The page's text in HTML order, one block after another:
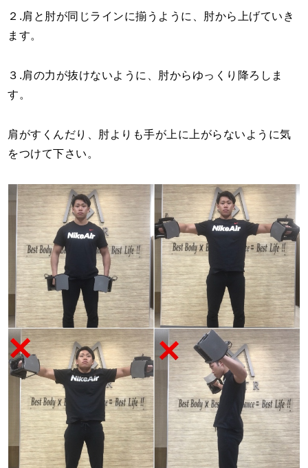
２.肩と肘が同じラインに揃うように、肘から上げていき
ます。
３.肩の力が抜けないように、肘からゆっくり降ろしま
す。
肩がすくんだり、肘よりも手が上に上がらないように気
をつけて下さい。